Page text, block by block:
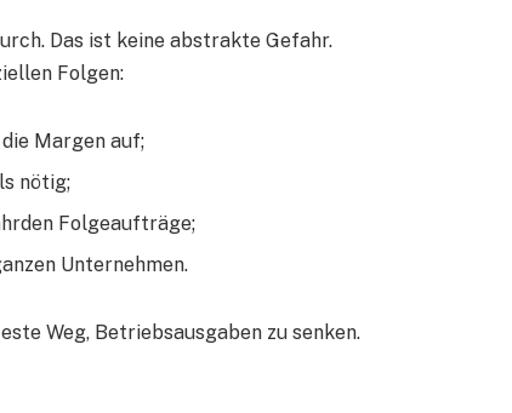
Das ist keine abstrakte Gefahr.
Folgen:
Margen auf;
nötig;
Folgeaufträge;
Unternehmen.
Weg, Betriebsausgaben zu senken.